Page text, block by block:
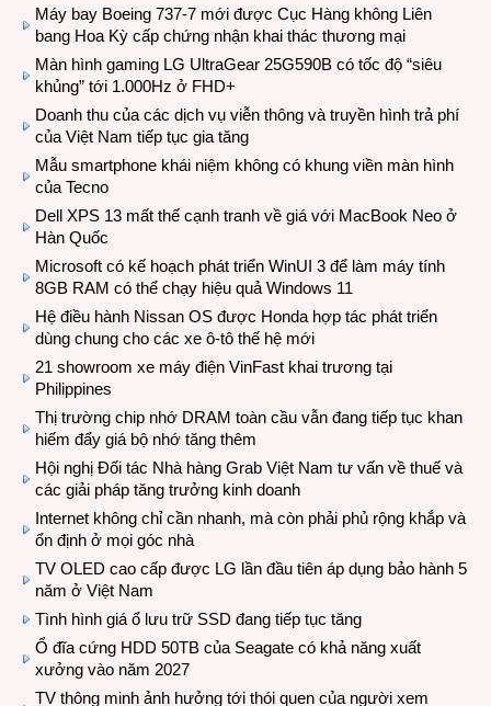
Máy bay Boeing 737-7 mới được Cục Hàng không Liên
bang Hoa Kỳ cấp chứng nhận khai thác thương mại
Màn hình gaming LG UltraGear 25G590B có tốc độ “siêu
khủng” tới 1.000Hz ở FHD+
Doanh thu của các dịch vụ viễn thông và truyền hình trả phí
của Việt Nam tiếp tục gia tăng
Mẫu smartphone khái niệm không có khung viền màn hình
của Tecno
Dell XPS 13 mất thế cạnh tranh về giá với MacBook Neo ở
Hàn Quốc
Microsoft có kế hoạch phát triển WinUI 3 để làm máy tính
8GB RAM có thể chạy hiệu quả Windows 11
Hệ điều hành Nissan OS được Honda hợp tác phát triển
dùng chung cho các xe ô-tô thế hệ mới
21 showroom xe máy điện VinFast khai trương tại
Philippines
Thị trường chip nhớ DRAM toàn cầu vẫn đang tiếp tục khan
hiếm đẩy giá bộ nhớ tăng thêm
Hội nghị Đối tác Nhà hàng Grab Việt Nam tư vấn về thuế và
các giải pháp tăng trưởng kinh doanh
Internet không chỉ cần nhanh, mà còn phải phủ rộng khắp và
ổn định ở mọi góc nhà
TV OLED cao cấp được LG lần đầu tiên áp dụng bảo hành 5
năm ở Việt Nam
Tình hình giá ổ lưu trữ SSD đang tiếp tục tăng
Ổ đĩa cứng HDD 50TB của Seagate có khả năng xuất
xưởng vào năm 2027
TV thông minh ảnh hưởng tới thói quen của người xem